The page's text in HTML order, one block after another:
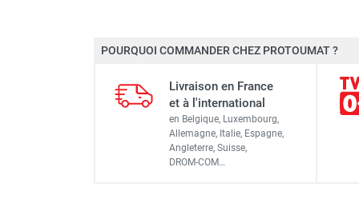
Longueur
Largeur
Dimensions extérieures
Échafaudage roulant
Échafaudage roulant
POURQUOI COMMANDER CHEZ PROTOUMAT ?
Livraison en France
et à l'international
en Belgique, Luxembourg,
Allemagne, Italie, Espagne,
Angleterre, Suisse,
DROM-COM…